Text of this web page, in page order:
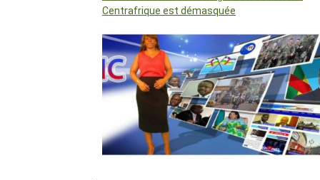
Centrafrique est démasquée